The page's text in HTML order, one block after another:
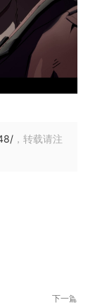
，转载请注
下一篇